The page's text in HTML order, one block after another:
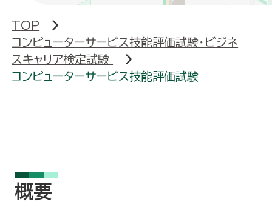
技能検定
コンピューターサービス技能評価試験・ビ
ジネスキャリア検定試験
職業訓練施設
TOP
コンピューターサービス技能評価試験・ビジネ
スキャリア検定試験
コンピューターサービス技能評価試験
概要